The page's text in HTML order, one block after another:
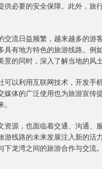
必要的安全保障。此外，旅
流日益频繁，越来越多的游
有地方特色的旅游线路。例
的同时，深入了解当地的风土
以利用互联网技术，开发手
体的广泛使用也为旅游宣传
源，也面临着交通、沟通、
线路的未来发展注入新的活
龙湾之间的旅游合作与交流。